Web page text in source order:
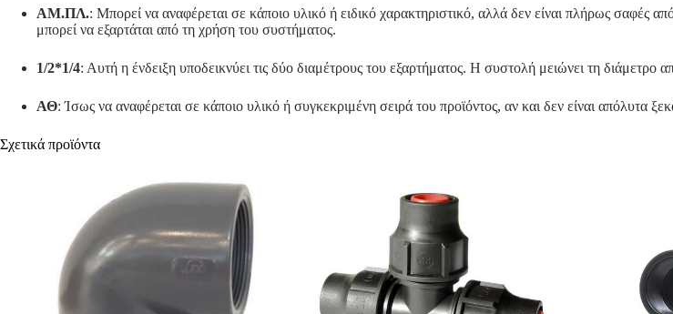
ΑΜ.ΠΛ.: Μπορεί να αναφέρεται σε κάποιο υλικό ή ειδικό χαρακτηριστικό, αλλά δεν είναι πλήρως σαφές
μπορεί να εξαρτάται από τη χρήση του συστήματος.
1/2*1/4: Αυτή η ένδειξη υποδεικνύει τις δύο διαμέτρους του εξαρτήματος. Η συστολή μειώνει τη διάμετρο
ΑΘ: Ίσως να αναφέρεται σε κάποιο υλικό ή συγκεκριμένη σειρά του προϊόντος, αν και δεν είναι απόλυτα
Σχετικά προϊόντα